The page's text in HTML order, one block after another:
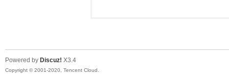
Powered by Discuz! X3.4
Copyright © 2001-2020, Tencent Cloud.